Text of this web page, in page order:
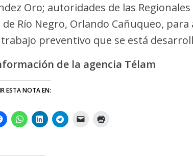
Oro; autoridades de las
de Río Negro, Orlando Cañuqueo,
preventivo que se está
de la agencia Télam
ESTA NOTA EN: